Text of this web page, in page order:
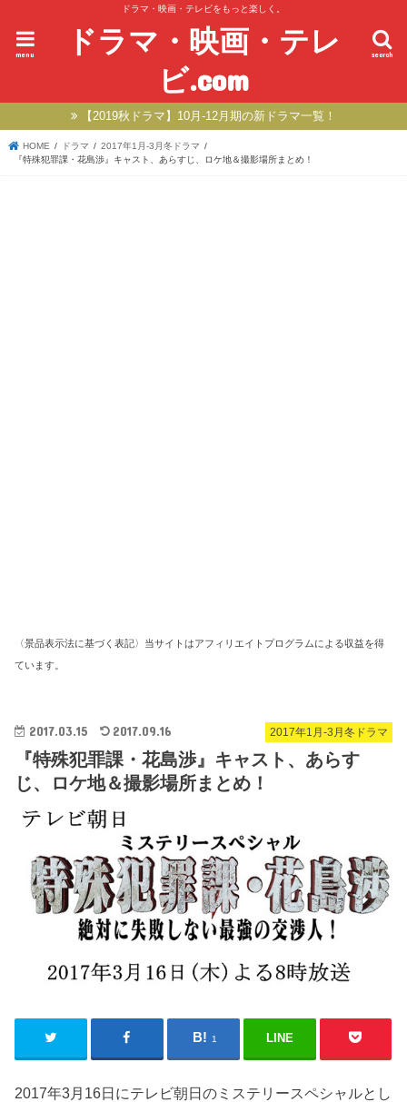
ドラマ・映画・テレビをもっと楽しく。
ドラマ・映画・テレ
ビ.com
search
menu
【2019秋ドラマ】10月-12月期の新ドラマ一覧！
HOME ドラマ
2017年1月-3月冬ドラマ
『特殊犯罪課・花島渉』キャスト、あらすじ、ロケ地＆撮影場所まとめ！
〈景品表示法に基づく表記〉当サイトはアフィリエイトプログラムによる収益を得
ています。
2017年1月-3月冬ドラマ
2017.03.15 2017.09.16
『特殊犯罪課・花島渉』キャスト、あらす
じ、ロケ地＆撮影場所まとめ！
1 LINE
2017年3月16日にテレビ朝日のミステリースペシャルとし